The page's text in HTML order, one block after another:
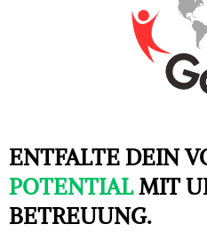
ENTFALTE DEIN
POTENTIALMIT
BETREUUNG.